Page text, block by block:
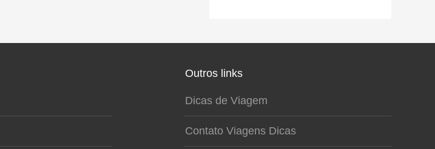
Outros links
Dicas de Viagem
Contato Viagens Dicas